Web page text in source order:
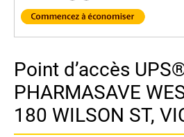
Point d’accès
PHARMASAVE
180 WILSON ST,